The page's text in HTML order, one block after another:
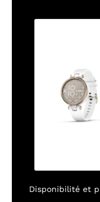
Disponibilité et